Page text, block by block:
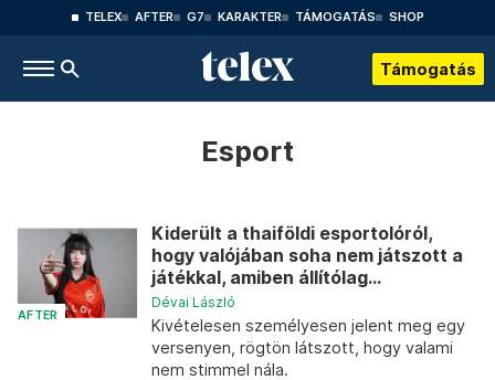
TELEX AFTER G7 KARAKTER TÁMOGATÁS SHOP
Támogatás
Esport
AFTER
Kiderült a thaiföldi esportolóról,
hogy valójában soha nem játszott a
játékkal, amiben állítólag...
Dévai László
Kivételesen személyesen jelent meg egy
versenyen, rögtön látszott, hogy valami
nem stimmel nála.